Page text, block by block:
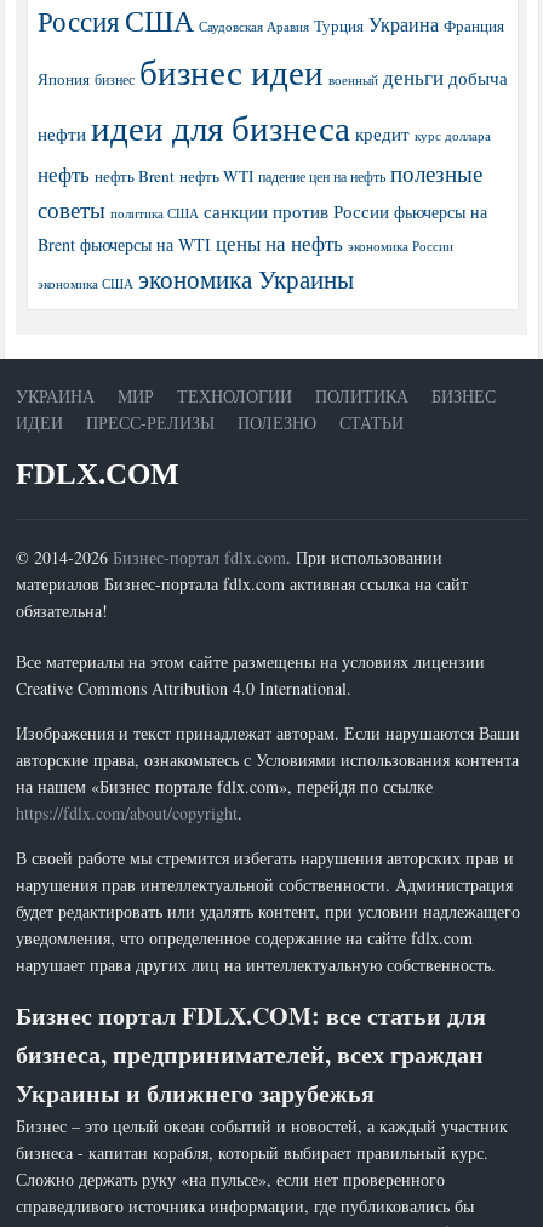
РоссияСША Саудовская Аравия Турция Украина Франция
Япония бизнес бизнес идеи военный деньги добыча
нефти идеи для бизнеса кредит курс доллара
нефть нефть Brent нефть WTI падение цен на нефть полезные
советы политика США санкции против России фьючерсы на
Brent фьючерсы на WTI цены на нефть экономика России
экономика США экономика Украины
УКРАИНА МИР ТЕХНОЛОГИИ ПОЛИТИКА
БИЗНЕС
ИДЕИ
ПРЕСС-РЕЛИЗЫ ПОЛЕЗНО СТАТЬИ
FDLX.COM
© 2014-2026Бизнес-портал fdlx.com. При использовании
материалов Бизнес-портала fdlx.com активная ссылка на сайт
обязательна!
Все материалы на этом сайте размещены на условиях лицензии
Creative Commons Attribution 4.0 International.
Изображения и текст принадлежат авторам. Если нарушаются Ваши
авторские права, ознакомьтесь с Условиями использования контента
на нашем «Бизнес портале fdlx.com», перейдя по ссылке
https://fdlx.com/about/copyright.
В своей работе мы стремится избегать нарушения авторских прав и
нарушения прав интеллектуальной собственности. Администрация
будет редактировать или удалять контент, при условии надлежащего
уведомления, что определенное содержание на сайте fdlx.com
нарушает права других лиц на интеллектуальную собственность.
Бизнес портал FDLX.COM: все статьи для
бизнеса, предпринимателей, всех граждан
Украины и ближнего зарубежья
Бизнес – это целый океан событий и новостей, а каждый участник
бизнеса - капитан корабля, который выбирает правильный курс.
Сложно держать руку «на пульсе», если нет проверенного
справедливого источника информации, где публиковались бы